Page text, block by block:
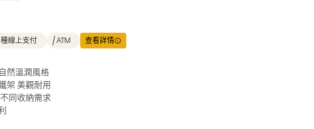
線上支付 ATM 查看詳情
然溫潤風格
架 美觀耐用
同收納需求